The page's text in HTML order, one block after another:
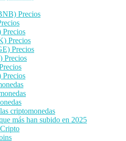
Precios
Precios
Precios
Precios
criptomonedas
más han subido en 2025